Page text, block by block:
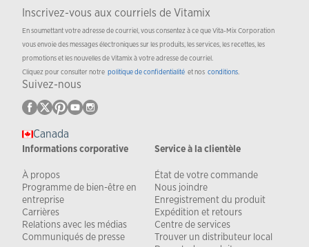
Inscrivez-vous aux courriels de Vitamix
En soumettant votre adresse de courriel, vous consentez à ce que Vita-Mix Corporation
vous envoie des messages électroniques sur les produits, les services, les recettes, les
promotions et les nouvelles de Vitamix à votre adresse de courriel.
Cliquez pour consulter notre politique de confidentialité et nos conditions.
Suivez-nous
Canada
Informations corporative
À propos
Programme de bien-être en
entreprise
Carrières
Relations avec les médias
Communiqués de presse
Service à la clientèle
État de votre commande
Nous joindre
Enregistrement du produit
Expédition et retours
Centre de services
Trouver un distributeur local